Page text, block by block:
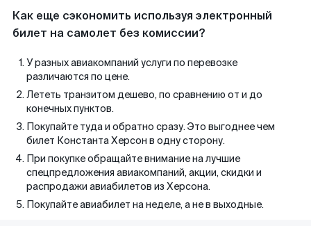
Как еще сэкономить используя электронный
билет на самолет без комиссии?
У разных авиакомпаний услуги по перевозке
различаются по цене.
Лететь транзитом дешево, по сравнению от и до
конечных пунктов.
Покупайте туда и обратно сразу. Это выгоднее чем
билет Константа Херсон в одну сторону.
При покупке обращайте внимание на лучшие
спецпредложения авиакомпаний, акции, скидки и
распродажи авиабилетов из Херсона.
Покупайте авиабилет на неделе, а не в выходные.